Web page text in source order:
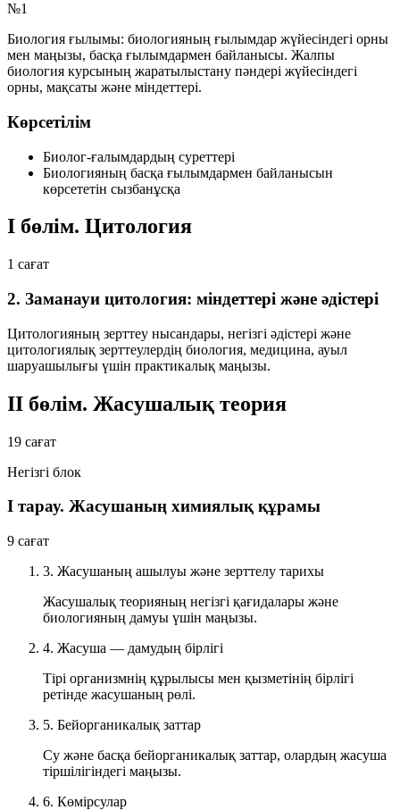
№1
Биология ғылымы: биологияның ғылымдар жүйесіндегі орны
мен маңызы, басқа ғылымдармен байланысы. Жалпы
биология курсының жаратылыстану пәндері жүйесіндегі
орны, мақсаты және міндеттері.
Көрсетілім
Биолог-ғалымдардың суреттері
Биологияның басқа ғылымдармен байланысын
көрсететін сызбанұсқа
I бөлім. Цитология
1 сағат
2. Заманауи цитология: міндеттері және әдістері
Цитологияның зерттеу нысандары, негізгі әдістері және
цитологиялық зерттеулердің биология, медицина, ауыл
шаруашылығы үшін практикалық маңызы.
II бөлім. Жасушалық теория
19 сағат
Негізгі блок
I тарау. Жасушаның химиялық құрамы
9 сағат
3. Жасушаның ашылуы және зерттелу тарихы
Жасушалық теорияның негізгі қағидалары және
биологияның дамуы үшін маңызы.
4. Жасуша — дамудың бірлігі
Тірі организмнің құрылысы мен қызметінің бірлігі
ретінде жасушаның рөлі.
5. Бейорганикалық заттар
Су және басқа бейорганикалық заттар, олардың жасуша
тіршілігіндегі маңызы.
6. Көмірсулар